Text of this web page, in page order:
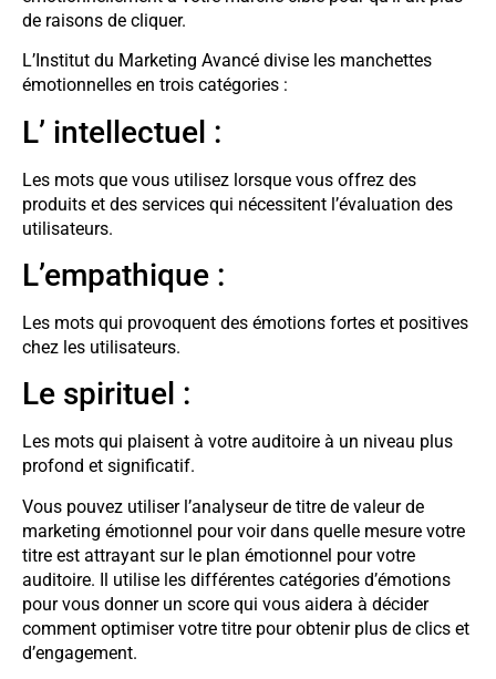
de raisons de cliquer.
L’Institut du Marketing Avancé divise les manchettes
émotionnelles en trois catégories :
L’ intellectuel :
Les mots que vous utilisez lorsque vous offrez des
produits et des services qui nécessitent l’évaluation des
utilisateurs.
L’empathique :
Les mots qui provoquent des émotions fortes et positives
chez les utilisateurs.
Le spirituel :
Les mots qui plaisent à votre auditoire à un niveau plus
profond et significatif.
Vous pouvez utiliser l’analyseur de titre de valeur de
marketing émotionnel pour voir dans quelle mesure votre
titre est attrayant sur le plan émotionnel pour votre
auditoire. Il utilise les différentes catégories d’émotions
pour vous donner un score qui vous aidera à décider
comment optimiser votre titre pour obtenir plus de clics et
d’engagement.